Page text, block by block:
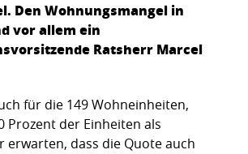
Den Wohnungsmangel in
vor allem ein
Ratsherr Marcel
für die 149 Wohneinheiten,
Prozent der Einheiten als
dass die Quote auch